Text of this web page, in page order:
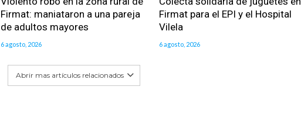
Firmat: maniataron a una pareja
de adultos mayores
6 agosto, 2026
Firmat para el EPI y el Hospital
Vilela
6 agosto, 2026
Abrir mas artículos relacionados